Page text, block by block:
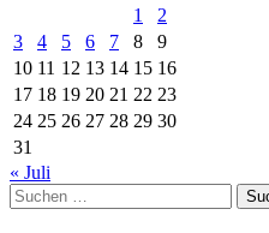
1
2
3
4 5 6 7 8
9
10 11 12 13 14 15 16
17 18 19 20 21 22 23
24 25 26 27 28 29 30
31
« Juli
Suchen
nach: